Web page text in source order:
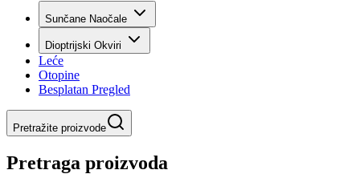
Sunčane Naočale
Dioptrijski Okviri
Leće
Otopine
Besplatan Pregled
Pretražite proizvode
Pretraga proizvoda